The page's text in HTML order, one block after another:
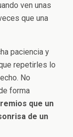
ven unas
que una
paciencia y
repetirles lo
No
forma
que un
de un